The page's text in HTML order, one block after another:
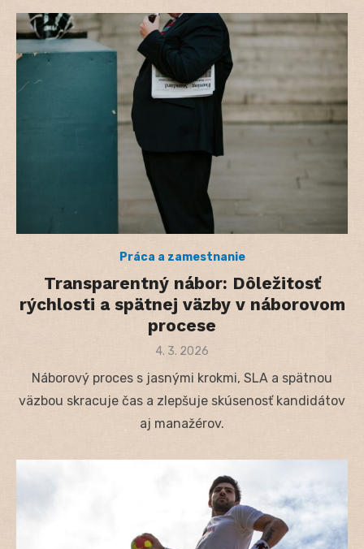
Práca a zamestnanie
Transparentný nábor: Dôležitosť
rýchlosti a spätnej väzby v náborovom
procese
Posted
4. 3. 2026
Náborový proces s jasnými krokmi, SLA a spätnou
väzbou skracuje čas a zlepšuje skúsenosť kandidátov
aj manažérov.